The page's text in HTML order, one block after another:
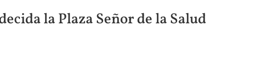
la Plaza Señor de la Salud